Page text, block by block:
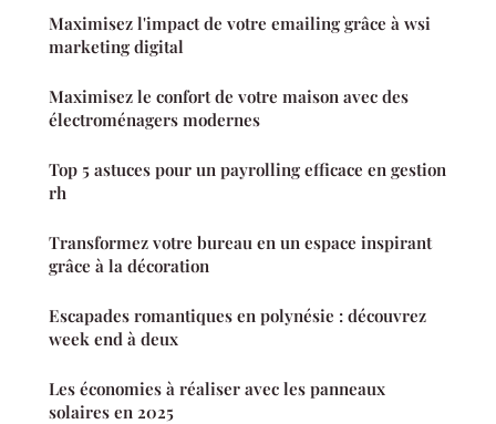
Maximisez l'impact de votre emailing grâce à wsi
marketing digital
Maximisez le confort de votre maison avec des
électroménagers modernes
Top 5 astuces pour un payrolling efficace en gestion
rh
Transformez votre bureau en un espace inspirant
grâce à la décoration
Escapades romantiques en polynésie : découvrez
week end à deux
Les économies à réaliser avec les panneaux
solaires en 2025